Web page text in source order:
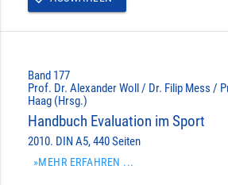
Band 177
Prof. Dr. Alexander Woll / Dr. Filip Mess /
Haag (Hrsg.)
Handbuch Evaluation im Sport
2010. DIN A5, 440 Seiten
»MEHR ERFAHREN ...